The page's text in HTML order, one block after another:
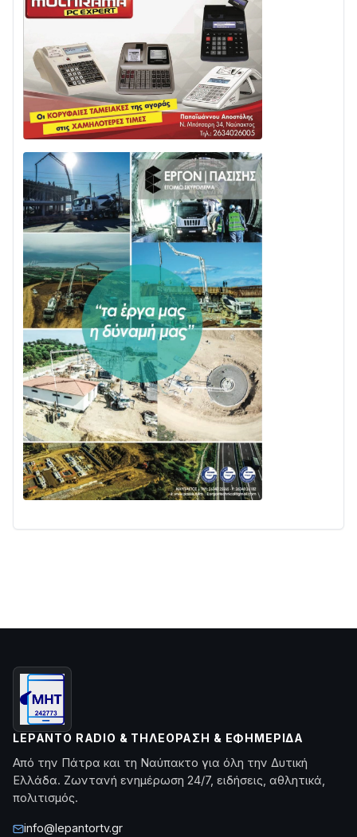
LEPANTO RADIO & ΤΗΛΕΌΡΑΣΗ & ΕΦΗΜΕΡΊΔΑ
Από την Πάτρα και τη Ναύπακτο για όλη την Δυτική
Ελλάδα. Ζωντανή ενημέρωση 24/7, ειδήσεις, αθλητικά,
πολιτισμός.
info@lepantortv.gr